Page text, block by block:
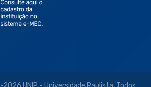
UNIP - Universidade Paulista. Todos